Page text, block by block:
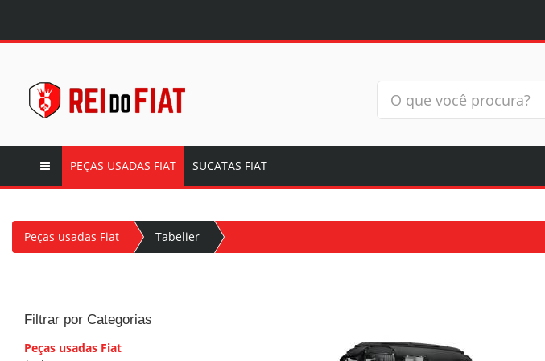
PEÇAS USADAS FIAT SUCATAS FIAT
Peças usadas Fiat Tabelier
Filtrar por Categorias
Peças usadas Fiat